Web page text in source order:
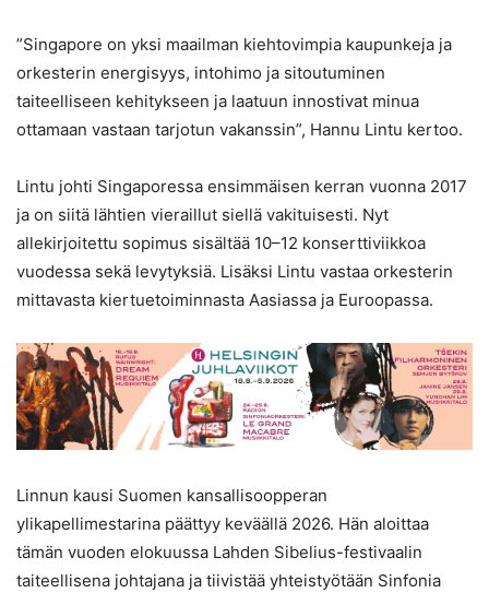
”Singapore on yksi maailman kiehtovimpia kaupunkeja ja
orkesterin energisyys, intohimo ja sitoutuminen
taiteelliseen kehitykseen ja laatuun innostivat minua
ottamaan vastaan tarjotun vakanssin”, Hannu Lintu kertoo.
Lintu johti Singaporessa ensimmäisen kerran vuonna 2017
ja on siitä lähtien vieraillut siellä vakituisesti. Nyt
allekirjoitettu sopimus sisältää 10–12 konserttiviikkoa
vuodessa sekä levytyksiä. Lisäksi Lintu vastaa orkesterin
mittavasta kiertuetoiminnasta Aasiassa ja Euroopassa.
Linnun kausi Suomen kansallisoopperan
ylikapellimestarina päättyy keväällä 2026. Hän aloittaa
tämän vuoden elokuussa Lahden Sibelius-festivaalin
taiteellisena johtajana ja tiivistää yhteistyötään Sinfonia